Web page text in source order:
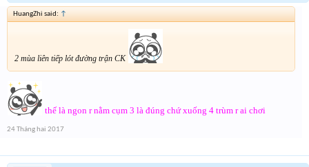
HuangZhi said: ↑
2 mùa liên tiếp lót đường trận CK
thế là ngon r nằm cụm 3 là đúng chứ xuống 4 trùm r ai chơi
24 Tháng hai 2017